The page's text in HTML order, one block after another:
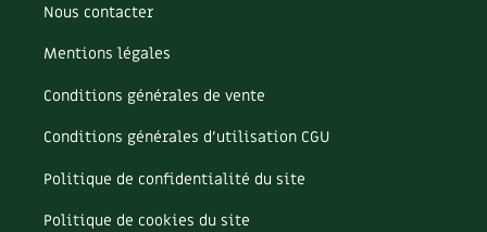
Nous contacter
Mentions légales
Conditions générales de vente
Conditions générales d’utilisation CGU
Politique de confidentialité du site
Politique de cookies du site